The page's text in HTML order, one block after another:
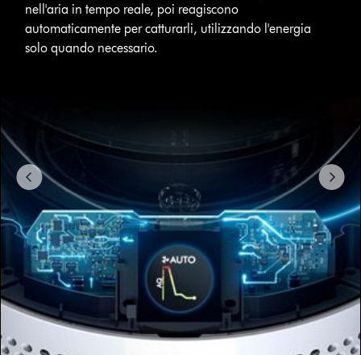
Previous
a
slide
with
slide
dots.
nell'aria in tempo reale, poi reagiscono
automaticamente per catturarli, utilizzando l'energia
solo quando necessario.